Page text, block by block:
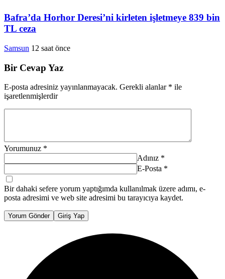
Bafra’da Horhor Deresi’ni kirleten işletmeye 839 bin
TL ceza
Samsun 12 saat önce
Bir Cevap Yaz
E-posta adresiniz yayınlanmayacak. Gerekli alanlar * ile
işaretlenmişlerdir
Yorumunuz *
Adınız *
E-Posta *
Bir dahaki sefere yorum yaptığımda kullanılmak üzere adımı, e-
posta adresimi ve web site adresimi bu tarayıcıya kaydet.
Yorum Gönder Giriş Yap